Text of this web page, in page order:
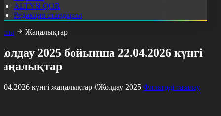
ALTYN QOR
Редакция стандарты
Жаңалықтар
2025 бойынша 22.04.2026 күнгі
күнгі жаңалықтар #Жолдау 2025 Фильтрді тазалау